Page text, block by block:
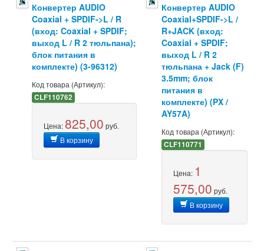
Конвертер AUDIO
Coaxial + SPDIF->L / R
(вход: Coaxial + SPDIF;
выход L / R 2 тюльпана);
блок питания в
комплекте) (3-96312)
Код товара (Артикул):
CLF110762
Цена:825,00 руб.
В корзину
Конвертер AUDIO
Coaxial+SPDIF->L /
R+JACK (вход:
Coaxial + SPDIF;
выход L / R 2
тюльпана + Jack (F)
3.5mm; блок
питания в
комплекте) (PX /
AY57A)
Код товара (Артикул):
CLF110771
Цена: 1
575,00 руб.
В корзину